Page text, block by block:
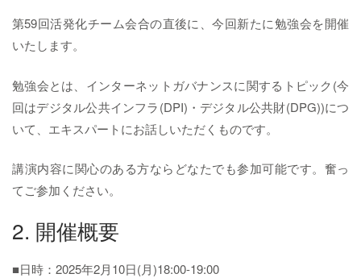
第59回活発化チーム会合の直後に、今回新たに勉強会を開催
いたします。
勉強会とは、インターネットガバナンスに関するトピック(今
回はデジタル公共インフラ(DPI)・デジタル公共財(DPG))につ
いて、エキスパートにお話しいただくものです。
講演内容に関心のある方ならどなたでも参加可能です。奮っ
てご参加ください。
2. 開催概要
■日時：2025年2月10日(月)18:00-19:00